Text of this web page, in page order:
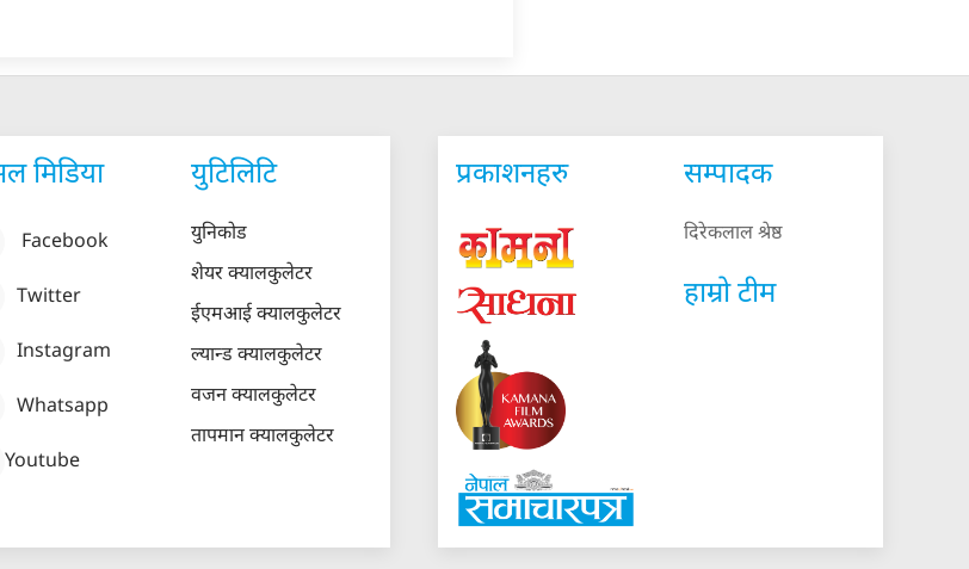
मिडिया
Facebook
Twitter
Instagram
Whatsapp
Youtube
युटिलिटि
युनिकोड
शेयर क्यालकुलेटर
ईएमआई क्यालकुलेटर
ल्यान्ड क्यालकुलेटर
वजन क्यालकुलेटर
तापमान क्यालकुलेटर
प्रकाशनहरु सम्पादक
दिरेकलाल श्रेष्ठ
हाम्रो टीम